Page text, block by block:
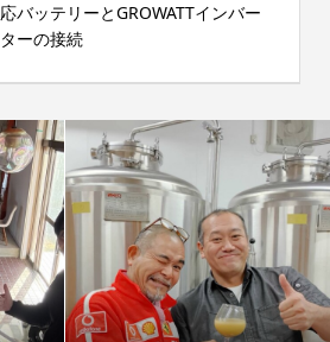
応バッテリーとGROWATTインバー
ターの接続